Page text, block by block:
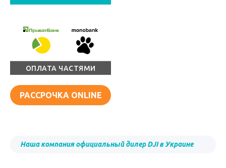
ОПЛАТА ЧАСТЯМИ
РАССРОЧКА ONLINE
Наша компания официальный дилер DJI в Украине